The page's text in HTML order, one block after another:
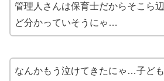
管理人さんは保育士だからそこら
ど分かっていそうにゃ…
なんかもう泣けてきたにゃ…子ど